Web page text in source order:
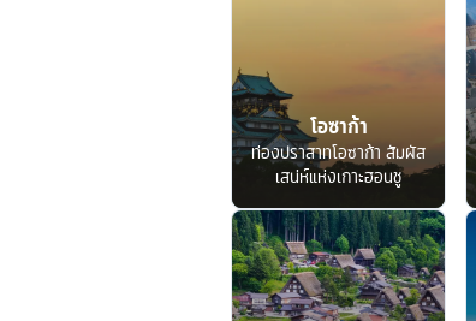
โอซาก้า
ท่องปราสาทโอซาก้า สัมผัส
เสน่ห์แห่งเกาะฮอนชู